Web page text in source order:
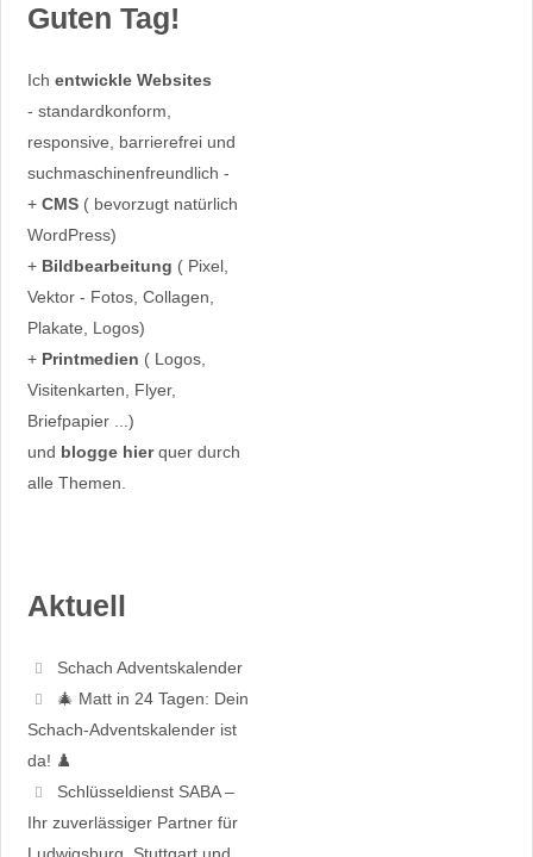
Guten Tag!
Ich entwickle Websites
- standardkonform,
responsive, barrierefrei und
suchmaschinenfreundlich -
+ CMS( bevorzugt natürlich
WordPress)
+ Bildbearbeitung ( Pixel,
Vektor - Fotos, Collagen,
Plakate, Logos)
+ Printmedien ( Logos,
Visitenkarten, Flyer,
Briefpapier ...)
und blogge hierquer durch
alle Themen.
Aktuell
Schach Adventskalender
🎄 Matt in 24 Tagen: Dein
Schach-Adventskalender ist
da! ♟️
Schlüsseldienst SABA –
Ihr zuverlässiger Partner für